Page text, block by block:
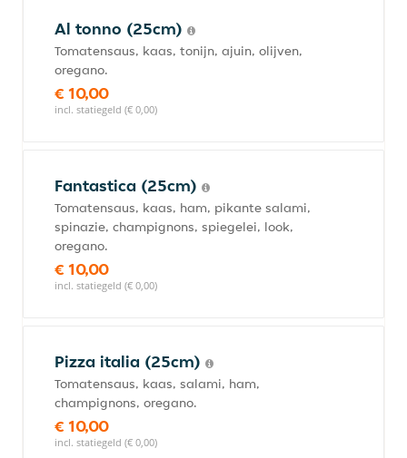
Al tonno (25cm)
Tomatensaus, kaas, tonijn, ajuin, olijven,
oregano.
€ 10,00
incl. statiegeld (€ 0,00)
Fantastica (25cm)
Tomatensaus, kaas, ham, pikante salami,
spinazie, champignons, spiegelei, look,
oregano.
€ 10,00
incl. statiegeld (€ 0,00)
Pizza italia (25cm)
Tomatensaus, kaas, salami, ham,
champignons, oregano.
€ 10,00
incl. statiegeld (€ 0,00)